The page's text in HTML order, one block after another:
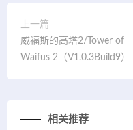
上一篇
威福斯的高塔2/Tower of
Waifus 2（V1.0.3Build9）
相关推荐